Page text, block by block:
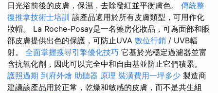
日光浴前後的皮膚，保濕，去除發紅並平衡膚色。 傳統整
復推拿技術士培訓 該產品適用於所有皮膚類型，可用作化
妝帽。 La Roche-Posay是一名藥房化妝品，可為面部和眼
部皮膚提供出色的保護，可防止UVA 數位行銷 / UVB輻
射。 全面掌握搜尋引擎優化技巧 它基於光穩定過濾器並富
含抗氧化劑，因此可以完全中和自由基並防止它們積累。
護照過期 到府外燴 助聽器 原理 裝潢費用一坪多少 製造商
建議該產品用於正常，乾燥和敏感的皮膚，而不是共生組